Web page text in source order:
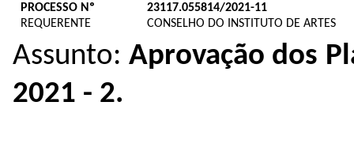
PROCESSO Nº
23117.055814/2021-11
REQUERENTE
CONSELHO DO INSTITUTO DE ARTES
Assunto: Aprovação dos
2021 - 2.